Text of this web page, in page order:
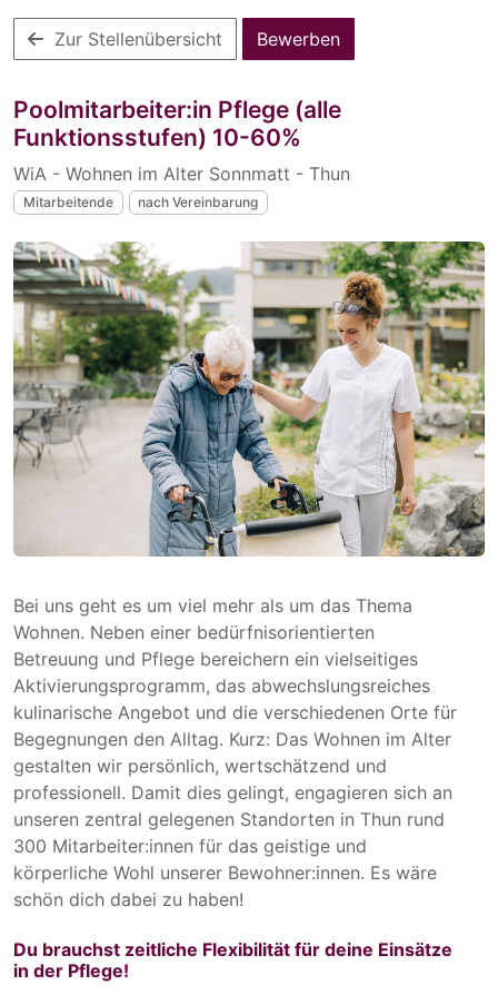
Zur Stellenübersicht Bewerben
Poolmitarbeiter:in Pflege (alle
Funktionsstufen) 10-60%
WiA - Wohnen im Alter Sonnmatt - Thun
Mitarbeitende nach Vereinbarung
Bei uns geht es um viel mehr als um das Thema
Wohnen. Neben einer bedürfnisorientierten
Betreuung und Pflege bereichern ein vielseitiges
Aktivierungsprogramm, das abwechslungsreiches
kulinarische Angebot und die verschiedenen Orte für
Begegnungen den Alltag. Kurz: Das Wohnen im Alter
gestalten wir persönlich, wertschätzend und
professionell. Damit dies gelingt, engagieren sich an
unseren zentral gelegenen Standorten in Thun rund
300 Mitarbeiter:innen für das geistige und
körperliche Wohl unserer Bewohner:innen. Es wäre
schön dich dabei zu haben!
Du brauchst zeitliche Flexibilität für deine Einsätze
in der Pflege!